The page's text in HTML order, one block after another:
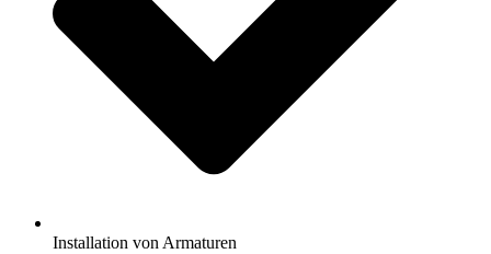
Installation von Armaturen